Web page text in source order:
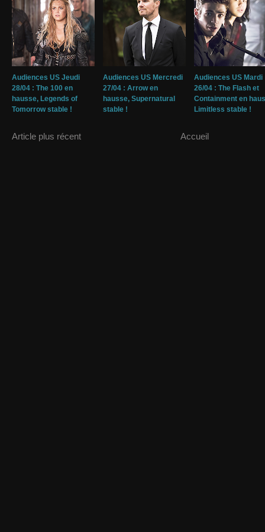
Audiences US Jeudi
28/04 : The 100 en
hausse, Legends of
Tomorrow stable !
Audiences US Mercredi
27/04 : Arrow en
hausse, Supernatural
stable !
Audiences US Mardi
26/04 : The Flash et
Containment en
Limitless stable !
Article plus récent Accueil